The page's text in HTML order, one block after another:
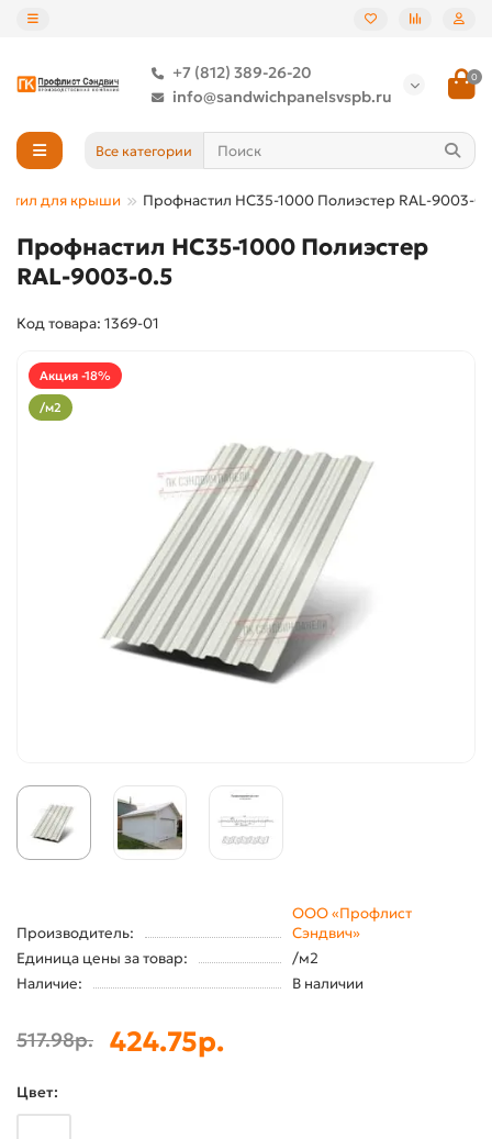
+7 (812) 389-26-20
info@sandwichpanelsvspb.ru
0
Все категории
для крыши Профнастил НС35-1000 Полиэстер RAL-9003-
Профнастил НС35-1000 Полиэстер
RAL-9003-0.5
Код товара: 1369-01
Акция -18%
/м2
Производитель:
ООО «Профлист
Сэндвич»
Единица цены за товар:
/м2
Наличие:
В наличии
517.98р. 424.75р.
Цвет: